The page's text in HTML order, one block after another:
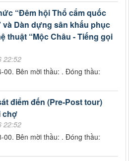
“Đêm hội Thổ cẩm quốc
và Dàn dựng sân khấu phục
thuật “Mộc Châu - Tiếng gọi
22:52
00. Bên mời thầu: . Đóng thầu:
điểm đến (Pre-Post tour)
chợ
22:52
00. Bên mời thầu: . Đóng thầu: